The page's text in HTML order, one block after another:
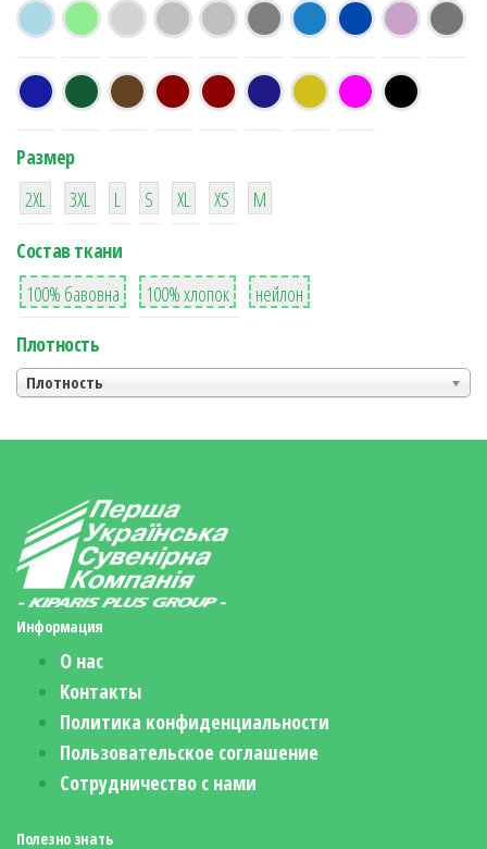
Размер
38
2XL
16
3XL
42
L
42
S
42
XL XS
М
Состав ткани
8
100% бавовна
36
100% хлопок
2
нейлон
Плотность
Плотность
Информация
О нас
Контакты
Политика конфиденциальности
Пользовательское соглашение
Сотрудничество с нами
Полезно знать